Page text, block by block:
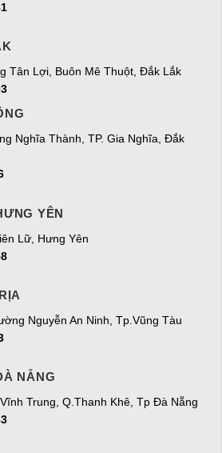
Tân Lợi, Buôn Mê Thuột, Đắk Lắk
Nghĩa Thành, TP. Gia Nghĩa, Đắk
YÊN
Lữ, Hưng Yên
Nguyễn An Ninh, Tp.Vũng Tàu
NẴNG
Trung, Q.Thanh Khê, Tp Đà Nẵng